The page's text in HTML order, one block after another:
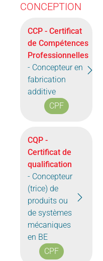
CONCEPTION
CCP - Certificat
de Compétences
Professionnelles
- Concepteur en
fabrication
additive
CPF
CQP -
Certificat de
qualification
- Concepteur
(trice) de
produits ou
de systèmes
mécaniques
en BE
CPF